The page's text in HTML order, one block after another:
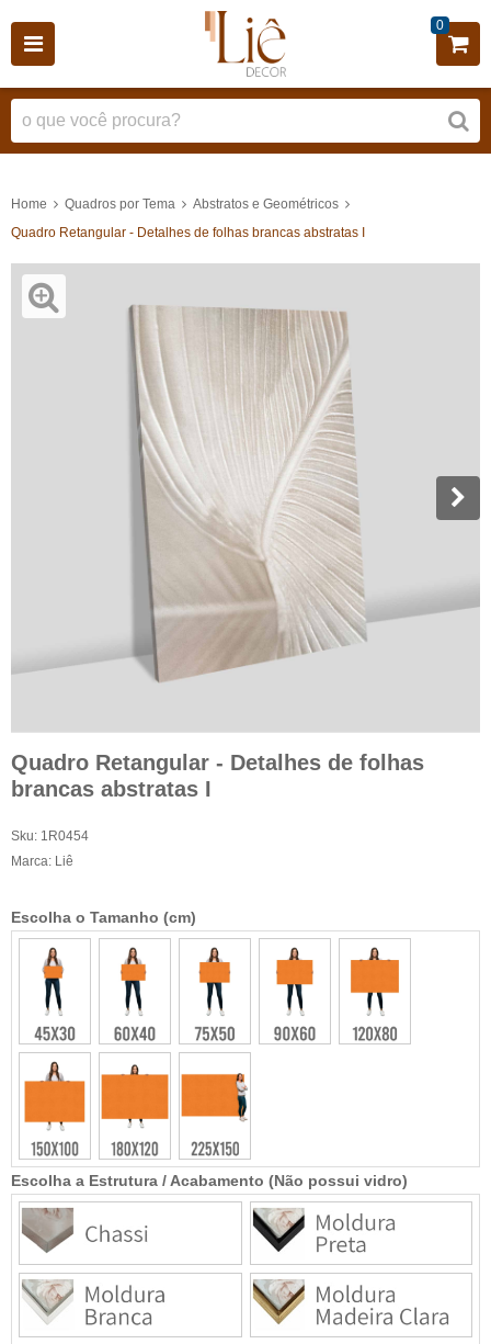
0
Home Quadros por Tema
Abstratos e Geométricos
Quadro Retangular - Detalhes de folhas brancas abstratas I
Quadro Retangular - Detalhes de folhas
brancas abstratas I
Sku: 1R0454
Marca: Liê
Escolha a Estrutura / Acabamento (Não possui vidro)
Escolha o Tamanho (cm)